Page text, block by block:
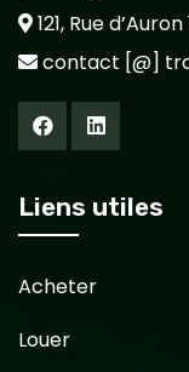
121, Rue
contact [@]
Liens utiles
Acheter
Louer